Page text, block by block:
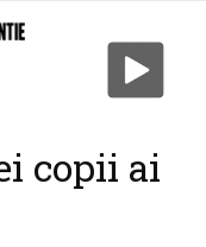
copii ai